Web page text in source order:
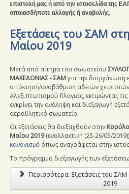
επιστολή μας ή από την ιστοσελίδα της
οποιασδήποτε αλλαγής ή αναβολής.
Εξετάσεις του ΣΑΜ
Μαίου 2019
Μετά από αίτημα του σωματείου
ΜΑΚΕΔΟΝΙΑΣ - ΣΑΜγια την διοργάνωση
απόκτηση/αναβάθμιση αδειών
Αλεξιπτωτισμού Πλαγιάς, εκτιμώντας
εγκρίνει την ανάληψη και διεξαγωγή
αεραθλητικό σωματείο.
Οι εξετάσεις θα διεξαχθούν στην
Μαίου 2019 (εναλλακτική (25-26/05/2019)
κανονισμό όπως αναγράφεται στην
Το πρόγραμμα διεξαγωγής των
Περισσότερα: Εξετάσεις του
2019